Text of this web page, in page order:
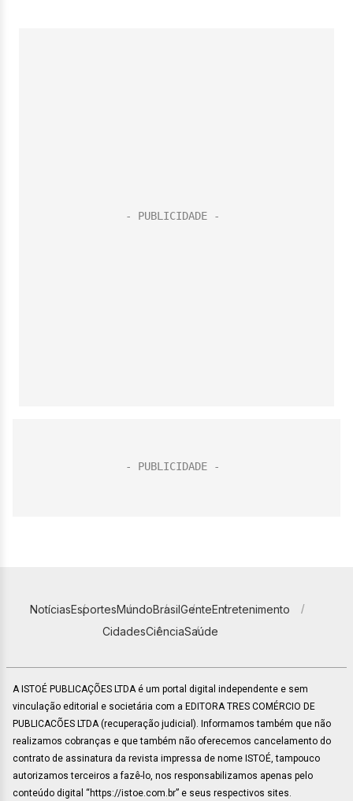
NotíciasEsportesMundoBrasilGenteEntretenimento
CidadesCiênciaSaúde
A ISTOÉ PUBLICAÇÕES LTDA é um portal digital independente e sem
vinculação editorial e societária com a EDITORA TRES COMÉRCIO DE
PUBLICACÕES LTDA (recuperação judicial). Informamos também que não
realizamos cobranças e que também não oferecemos cancelamento do
contrato de assinatura da revista impressa de nome ISTOÉ, tampouco
autorizamos terceiros a fazê-lo, nos responsabilizamos apenas pelo
conteúdo digital “https://istoe.com.br” e seus respectivos sites.